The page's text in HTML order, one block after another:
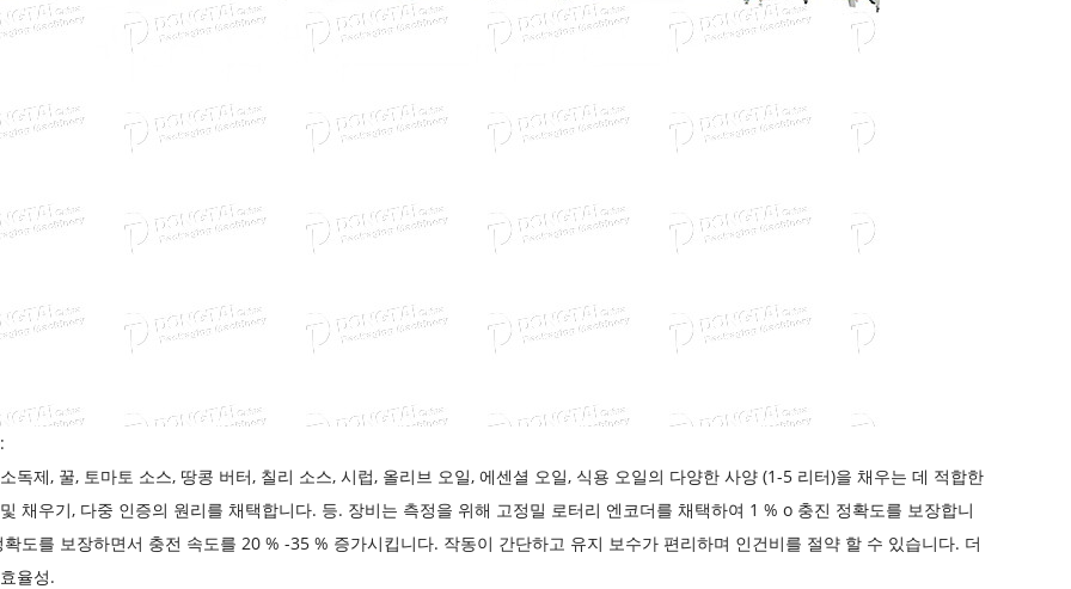
독제, 꿀, 토마토 소스, 땅콩 버터, 칠리 소스, 시럽, 올리브 오일, 에센셜 오일, 식용 오일의 다양한 사양 (1-5 리터)을 채우는 데 적합한
채우기, 다중 인증의 원리를 채택합니다. 등. 장비는 측정을 위해 고정밀 로터리 엔코더를 채택하여 1 % o 충진 정확도를 보장합니
도를 보장하면서 충전 속도를 20 % -35 % 증가시킵니다. 작동이 간단하고 유지 보수가 편리하며 인건비를 절약 할 수 있습니다. 더
율성.